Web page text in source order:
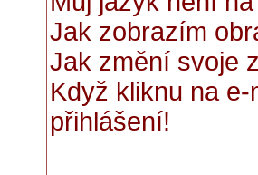
Jak zobrazím
Jak změní svoje
Když kliknu na
přihlášení!